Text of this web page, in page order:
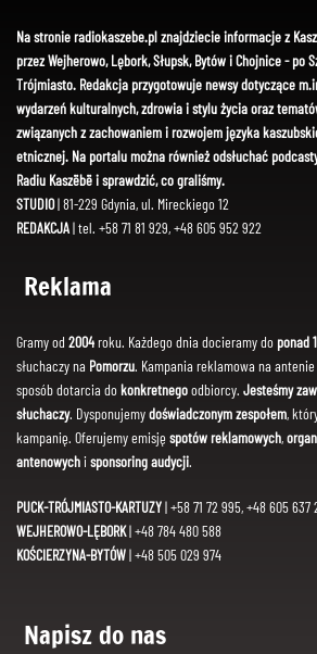
Na stronie radiokaszebe.pl znajdziecie informacje z
przez Wejherowo, Lębork, Słupsk, Bytów i Chojnice - po
Trójmiasto. Redakcja przygotowuje newsy dotyczące
wydarzeń kulturalnych, zdrowia i stylu życia oraz
związanych z zachowaniem i rozwojem języka
etnicznej. Na portalu można również odsłuchać
Radiu Kaszëbë i sprawdzić, co graliśmy.
STUDIO| 81-229 Gdynia, ul. Mireckiego 12
REDAKCJA| tel. +58 71 81 929, +48 605 952 922
Reklama
Gramy od 2004roku. Każdego dnia docieramy do ponad
słuchaczy na Pomorzu. Kampania reklamowa na
sposób dotarcia dokonkretnegoodbiorcy. Jesteśmy
słuchaczy. Dysponujemydoświadczonym zespołem,
kampanię. Oferujemy emisję spotów reklamowych,
antenowychi sponsoring audycji.
PUCK-TRÓJMIASTO-KARTUZY| +58 71 72 995, +48 605 637
WEJHEROWO-LĘBORK| +48 784 480 588
KOŚCIERZYNA-BYTÓW| +48 505 029 974
Napisz do nas